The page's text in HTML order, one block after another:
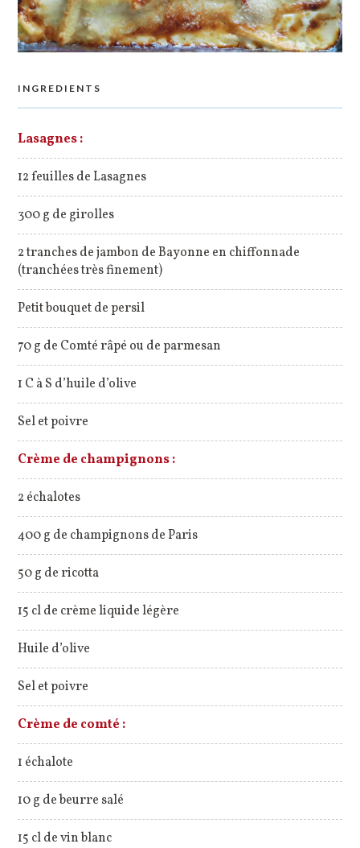
INGREDIENTS
Lasagnes :
12 feuilles de Lasagnes
300 g de girolles
2 tranches de jambon de Bayonne en chiffonnade
(tranchées très finement)
Petit bouquet de persil
70 g de Comté râpé ou de parmesan
1 C à S d’huile d’olive
Sel et poivre
Crème de champignons :
2 échalotes
400 g de champignons de Paris
50 g de ricotta
15 cl de crème liquide légère
Huile d’olive
Sel et poivre
Crème de comté :
1 échalote
10 g de beurre salé
15 cl de vin blanc